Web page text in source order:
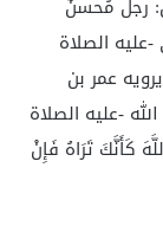
رجلٌ مُحسنٌ
عليه الصلاة
عمر بن
-عليه الصلاة
كَأَنَّكَ تَرَاهُ فَإِنْ